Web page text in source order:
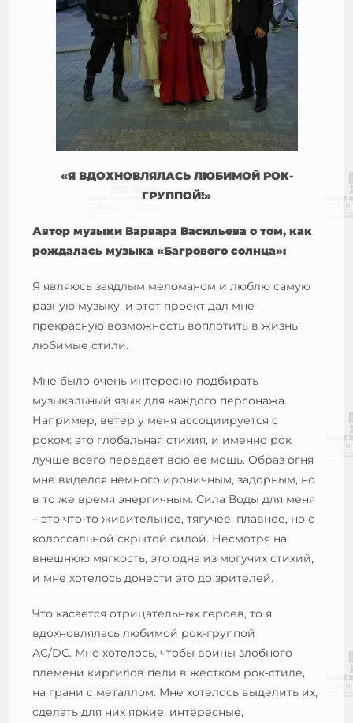
«Я ВДОХНОВЛЯЛАСЬ ЛЮБИМОЙ РОК-
ГРУППОЙ!»
Автор музыки Варвара Васильева о том, как
рождалась музыка «Багрового солнца»:
Я являюсь заядлым меломаном и люблю самую
разную музыку, и этот проект дал мне
прекрасную возможность воплотить в жизнь
любимые стили.
Мне было очень интересно подбирать
музыкальный язык для каждого персонажа.
Например, ветер у меня ассоциируется с
роком: это глобальная стихия, и именно рок
лучше всего передает всю ее мощь. Образ огня
мне виделся немного ироничным, задорным, но
в то же время энергичным. Сила Воды для меня
– это что-то живительное, тягучее, плавное, но с
колоссальной скрытой силой. Несмотря на
внешнюю мягкость, это одна из могучих стихий,
и мне хотелось донести это до зрителей.
Что касается отрицательных героев, то я
вдохновлялась любимой рок-группой
АС/DC. Мне хотелось, чтобы воины злобного
племени киргилов пели в жестком рок‑стиле,
на грани с металлом. Мне хотелось выделить их,
сделать для них яркие, интересные,